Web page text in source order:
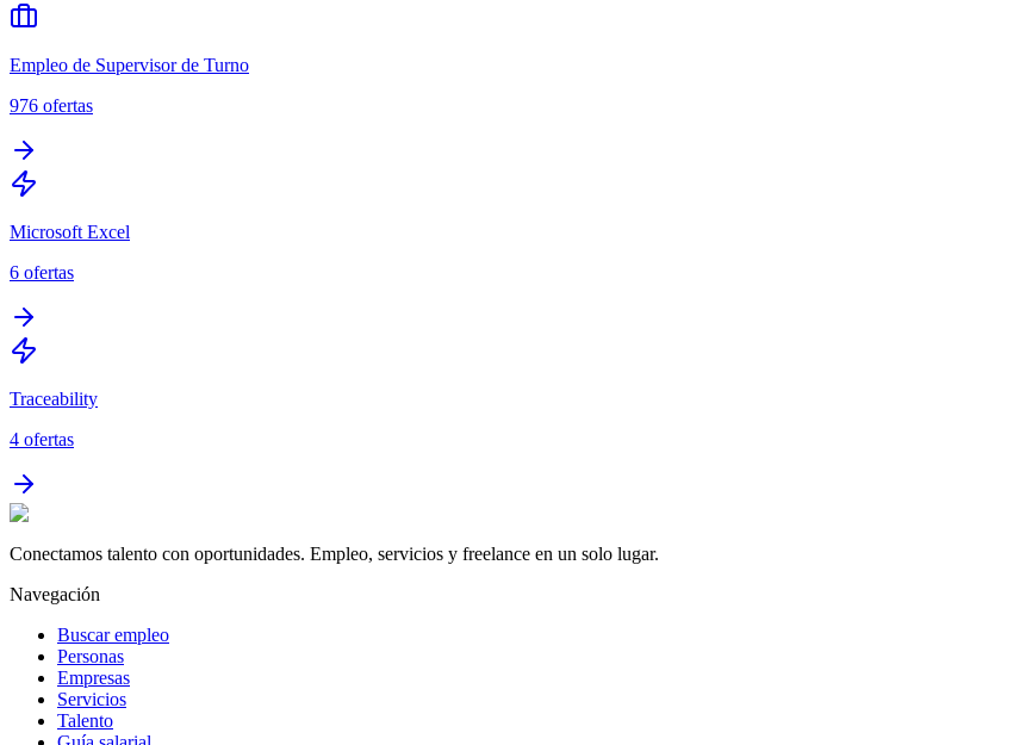
Empleo de Supervisor de Turno
976 ofertas
Microsoft Excel
6 ofertas
Traceability
4 ofertas
Conectamos talento con oportunidades. Empleo, servicios y freelance en un solo lugar.
Navegación
Buscar empleo
Personas
Empresas
Servicios
Talento